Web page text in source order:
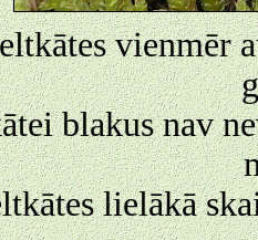
vienmēr
blakus nav
lielākā